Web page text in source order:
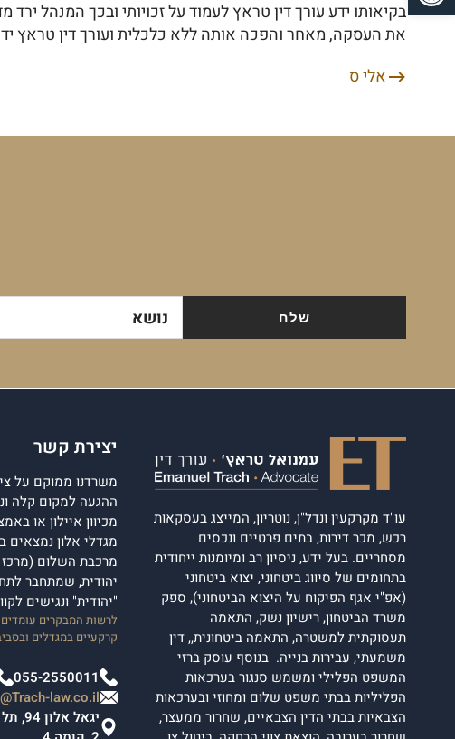
בקיאותו ידע עורך דין טראץ לעמוד על זכויותי ובכך
את העסקה, מאחר והפכה אותה ללא כלכלית ועורך דין טראץ
ניווטאלי ס
נושא
עו"ד מקרקעין ונדל"ן, נוטריון, המייצג בעסקאות
רכש, מכר דירות, בתים פרטיים ונכסים
מסחריים. בעל ידע, ניסיון רב ומיומנות ייחודית
בתחומים של סיווג ביטחוני, יצוא ביטחוני
(אפ"י אגף הפיקוח על היצוא הביטחוני), ספק
משרד הביטחון, רישיון נשק, התאמה
תעסוקתית למשטרה, התאמה ביטחונית,, דין
משמעתי, עבירות בנייה. בנוסף עוסק ברזי
המשפט הפלילי ומשמש סנגור בערכאות
הפליליות בבתי משפט שלום ומחוזי ובערכאות
הצבאיות בבתי הדין הצבאיים, שחרור ממעצר,
יצירת קשר
משרדנו ממוקם על
ההגעה למקום קלה
מכיוון איילון או
מרכבת השלום (מרכז
יהודית, שמתחבר
"יהודית" ונגישים
לרשות המבקרים עומדים
קרקעיים במגדלים
055-2550011
law.co.il
יגאל